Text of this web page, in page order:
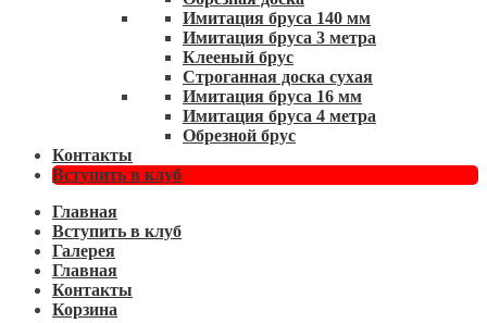
Имитация бруса 140 мм
Имитация бруса 3 метра
Клееный брус
Строганная доска сухая
Имитация бруса 16 мм
Имитация бруса 4 метра
Обрезной брус
Контакты
Вступить в клуб
Главная
Вступить в клуб
Галерея
Главная
Контакты
Корзина